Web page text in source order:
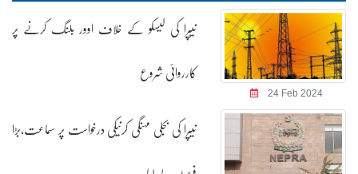
24 Feb 2024
نیپرا کی لیسکو کے خلاف اوور بلنگ کرنے پر
کارروائی شروع
نیپرا کی بجلی مہنگی کرنیکی درخواست پر سماعت،بڑا